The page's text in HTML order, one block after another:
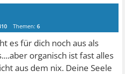
Themen:6
es für dich noch aus als
organisch ist fast alles
aus dem nix. Deine Seele